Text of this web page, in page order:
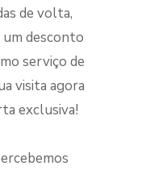
de volta,
desconto
serviço de
visita agora
exclusiva!